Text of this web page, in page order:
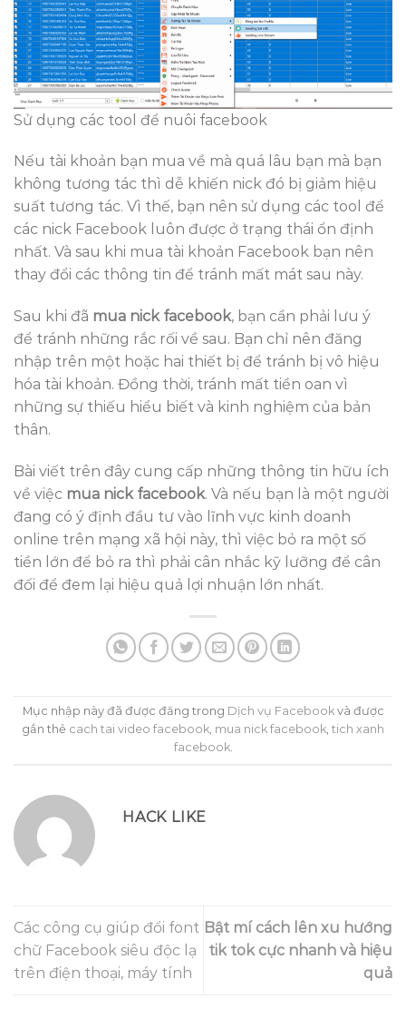
Sử dụng các tool để nuôi facebook
Nếu tài khoản bạn mua về mà quá lâu bạn mà bạn
không tương tác thì dễ khiến nick đó bị giảm hiệu
suất tương tác. Vì thế, bạn nên sử dụng các tool để
các nick Facebook luôn được ở trạng thái ổn định
nhất. Và sau khi mua tài khoản Facebook bạn nên
thay đổi các thông tin để tránh mất mát sau này.
Sau khi đã mua nick facebook, bạn cần phải lưu ý
để tránh những rắc rối về sau. Bạn chỉ nên đăng
nhập trên một hoặc hai thiết bị để tránh bị vô hiệu
hóa tài khoản. Đồng thời, tránh mất tiền oan vì
những sự thiếu hiểu biết và kinh nghiệm của bản
thân.
Bài viết trên đây cung cấp những thông tin hữu ích
về việc mua nick facebook. Và nếu bạn là một người
đang có ý định đầu tư vào lĩnh vực kinh doanh
online trên mạng xã hội này, thì việc bỏ ra một số
tiền lớn để bỏ ra thì phải cân nhắc kỹ lưỡng để cân
đối để đem lại hiệu quả lợi nhuận lớn nhất.
Mục nhập này đã được đăng trong Dịch vụ Facebookvà được
gắn thẻ cach tai video facebook, mua nick facebook, tich xanh
facebook.
HACK LIKE
Các công cụ giúp đổi font
chữ Facebook siêu độc lạ
trên điện thoại, máy tính
Bật mí cách lên xu hướng
tik tok cực nhanh và hiệu
quả